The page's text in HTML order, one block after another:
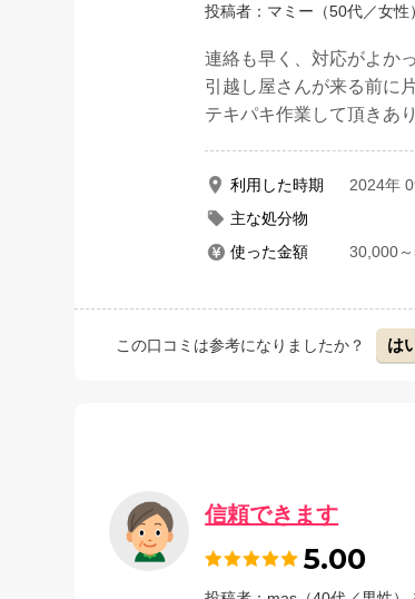
投稿者：マミー（50代／女性
連絡も早く、対応がよか
引越し屋さんが来る前に
テキパキ作業して頂きあ
利用した時期
2024年
主な処分物
使った金額
30,000
この口コミは参考になりましたか？ は
信頼できます
5.00